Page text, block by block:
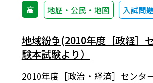
高 地歴・公民・地図 入試問
地域紛争(2010年度［政経］
験本試験より）
2010年度［政治・経済］センタ